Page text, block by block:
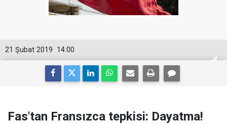
14:00
21 Şubat 2019
Fas'tan Fransızca tepkisi: Dayatma!